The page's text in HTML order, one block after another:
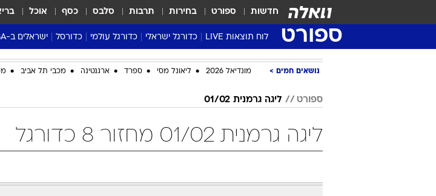
חדשות ספורט בחירות תרבות סלבס כסף אוכל
ספורט לוח תוצאות LIVE כדורגל ישראלי
ליגת העל Winner
שגרירים
נבחרות ישראל
ליגה א'
כדורגל עולמי
ליגה אנגלית
ליגה צרפתית
ליגת האלופות
דרום אמריקה
כדורסל
ליגת העל
נבחרות ישראל בכדורסל
כדורסל נשים
ישראלים ב-NBA
דני אבדיה
נושאים חמים מונדיאל 2026 ליאונל מסי ספרד ארגנטינה מכבי תל אביב
ספורט ליגה גרמנית 01/02
ליגה גרמנית 01/02 מחזור 8 כדורגל